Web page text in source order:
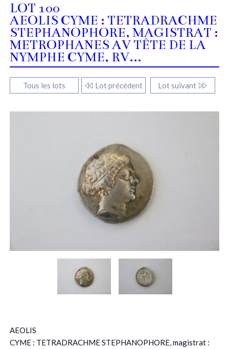
LOT 100
AEOLIS CYME : TETRADRACHME
STEPHANOPHORE, MAGISTRAT :
METROPHANES AV TÊTE DE LA
NYMPHE CYME, RV...
Tous les lots Lot précédent Lot suivant
AEOLIS
CYME : TETRADRACHME STEPHANOPHORE, magistrat :